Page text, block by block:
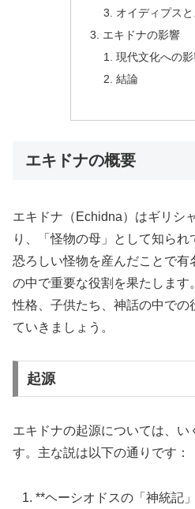
オイディプス
エキドナの影響
現代文化への
結論
エキドナの概要
エキドナ（Echidna）はギリシ
り、「怪物の母」として知ら
恐ろしい怪物を産んだことで
の中で重要な役割を果たします
性格、子供たち、神話の中での
ていきましょう。
起源
エキドナの起源については、い
す。主な説は以下の通りです：
**ヘーシオドスの「神統記